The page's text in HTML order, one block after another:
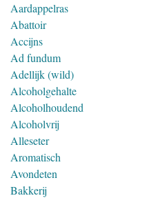
Aardappelras
Abattoir
Accijns
Ad fundum
Adellijk (wild)
Alcoholgehalte
Alcoholhoudend
Alcoholvrij
Alleseter
Aromatisch
Avondeten
Bakkerij